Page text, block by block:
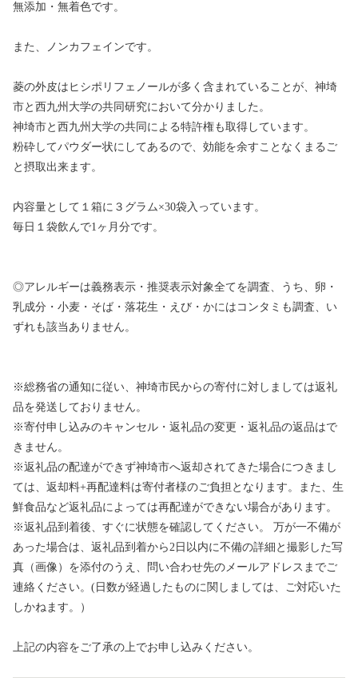
無添加・無着色です。
また、ノンカフェインです。
菱の外皮はヒシポリフェノールが多く含まれていることが、神埼
市と西九州大学の共同研究において分かりました。
神埼市と西九州大学の共同による特許権も取得しています。
粉砕してパウダー状にしてあるので、効能を余すことなくまるご
と摂取出来ます。
内容量として１箱に３グラム×30袋入っています。
毎日１袋飲んで1ヶ月分です。
◎アレルギーは義務表示・推奨表示対象全てを調査、うち、卵・
乳成分・小麦・そば・落花生・えび・かにはコンタミも調査、い
ずれも該当ありません。
※総務省の通知に従い、神埼市民からの寄付に対しましては返礼
品を発送しておりません。
※寄付申し込みのキャンセル・返礼品の変更・返礼品の返品はで
きません。
※返礼品の配達ができず神埼市へ返却されてきた場合につきまし
ては、返却料+再配達料は寄付者様のご負担となります。また、生
鮮食品など返礼品によっては再配達ができない場合があります。
※返礼品到着後、すぐに状態を確認してください。 万が一不備が
あった場合は、返礼品到着から2日以内に不備の詳細と撮影した写
真（画像）を添付のうえ、問い合わせ先のメールアドレスまでご
連絡ください。(日数が経過したものに関しましては、ご対応いた
しかねます。）
上記の内容をご了承の上でお申し込みください。